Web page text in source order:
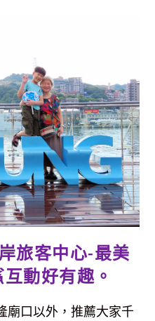
旅客中心-最美
動好有趣。
廟口以外，推薦大家千